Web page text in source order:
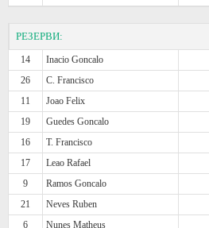
РЕЗЕРВИ:
14 Inacio Goncalo
26
C. Francisco
11
Joao Felix
19
Guedes Goncalo
16
T. Francisco
17
Leao Rafael
9
Ramos Goncalo
21
Neves Ruben
6
Nunes Matheus